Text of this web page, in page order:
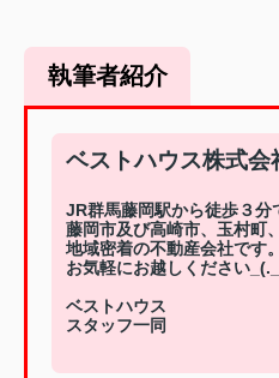
執筆者紹介
ベストハウス株式会
JR群馬藤岡駅から徒歩３分
藤岡市及び高崎市、玉村町
地域密着の不動産会社です。
お気軽にお越しください
ベストハウス
スタッフ一同